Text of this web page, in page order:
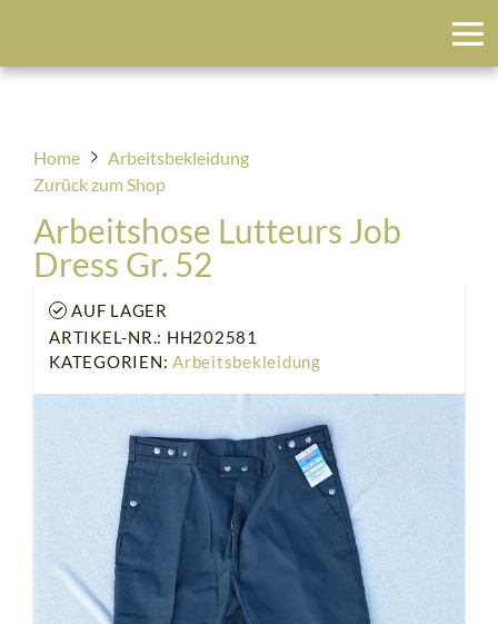
Home
Arbeitsbekleidung
Zurück zum Shop
Arbeitshose Lutteurs Job
Dress Gr. 52
AUF LAGER
ARTIKEL-NR.: HH202581
KATEGORIEN: Arbeitsbekleidung